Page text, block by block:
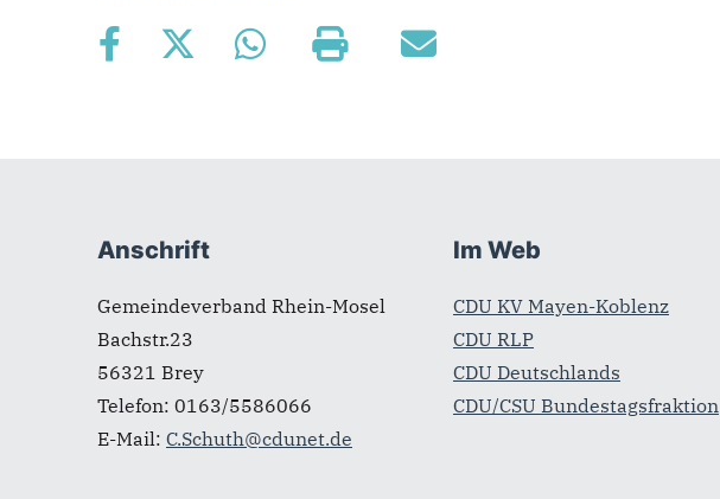
Fußbereich
Anschrift
Gemeindeverband Rhein-Mosel
Bachstr.23
56321 Brey
Telefon: 0163/5586066
E-Mail: C.Schuth@cdunet.de
Im Web
CDU KV Mayen-Koblenz
CDU RLP
CDU Deutschlands
CDU/CSU Bundestagsfraktion